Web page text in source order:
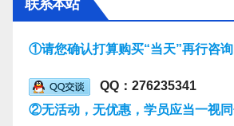
联系本站
①请您确认打算购买“当天”再行咨询
QQ：276235341
②无活动，无优惠，学员应当一视